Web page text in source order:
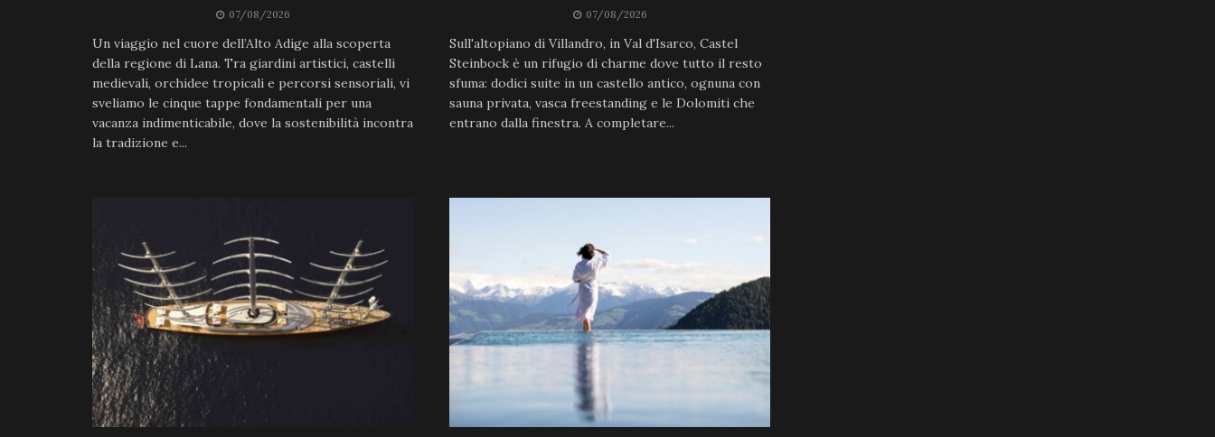
07/08/2026
Un viaggio nel cuore dell’Alto Adige alla scoperta
della regione di Lana. Tra giardini artistici, castelli
medievali, orchidee tropicali e percorsi sensoriali, vi
sveliamo le cinque tappe fondamentali per una
vacanza indimenticabile, dove la sostenibilità incontra
la tradizione e...
07/08/2026
Sull'altopiano di Villandro, in Val d'Isarco, Castel
Steinbock è un rifugio di charme dove tutto il resto
sfuma: dodici suite in un castello antico, ognuna con
sauna privata, vasca freestanding e le Dolomiti che
entrano dalla finestra. A completare...